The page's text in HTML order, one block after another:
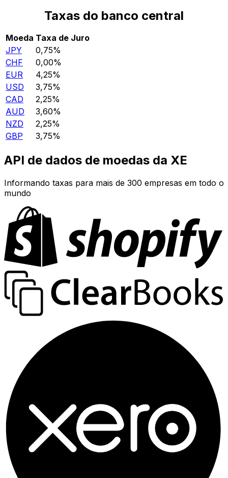
Taxas do banco central
Moeda Taxa de Juro
JPY
0,75%
CHF
0,00%
EUR
4,25%
USD
3,75%
CAD
2,25%
AUD
3,60%
NZD
2,25%
GBP
3,75%
API de dados de moedas da XE
Informando taxas para mais de 300 empresas em todo o
mundo